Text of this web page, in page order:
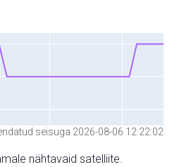
seisuga 2026-08-06 12:22:02
nähtavaid satelliite.